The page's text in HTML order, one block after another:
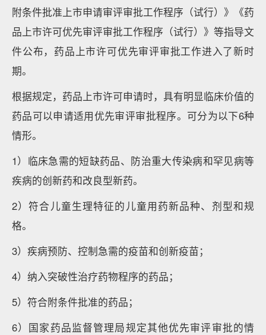
附条件批准上市申请审评审批工作程序（试行）》《药
品上市许可优先审评审批工作程序（试行）》等指导文
件公布，药品上市许可优先审评审批工作进入了新时
期。
根据规定，药品上市许可申请时，具有明显临床价值的
药品可以申请适用优先审评审批程序。可分为以下6种
情形。
1）临床急需的短缺药品、防治重大传染病和罕见病等
疾病的创新药和改良型新药。
2）符合儿童生理特征的儿童用药新品种、剂型和规
格。
3）疾病预防、控制急需的疫苗和创新疫苗；
4）纳入突破性治疗药物程序的药品；
5）符合附条件批准的药品；
6）国家药品监督管理局规定其他优先审评审批的情